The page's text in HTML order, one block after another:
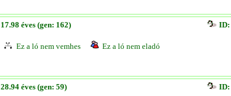
17.98 éves (gen: 162) ID:
Ez a ló nem vemhes Ez a ló nem eladó
28.94 éves (gen: 59) ID: